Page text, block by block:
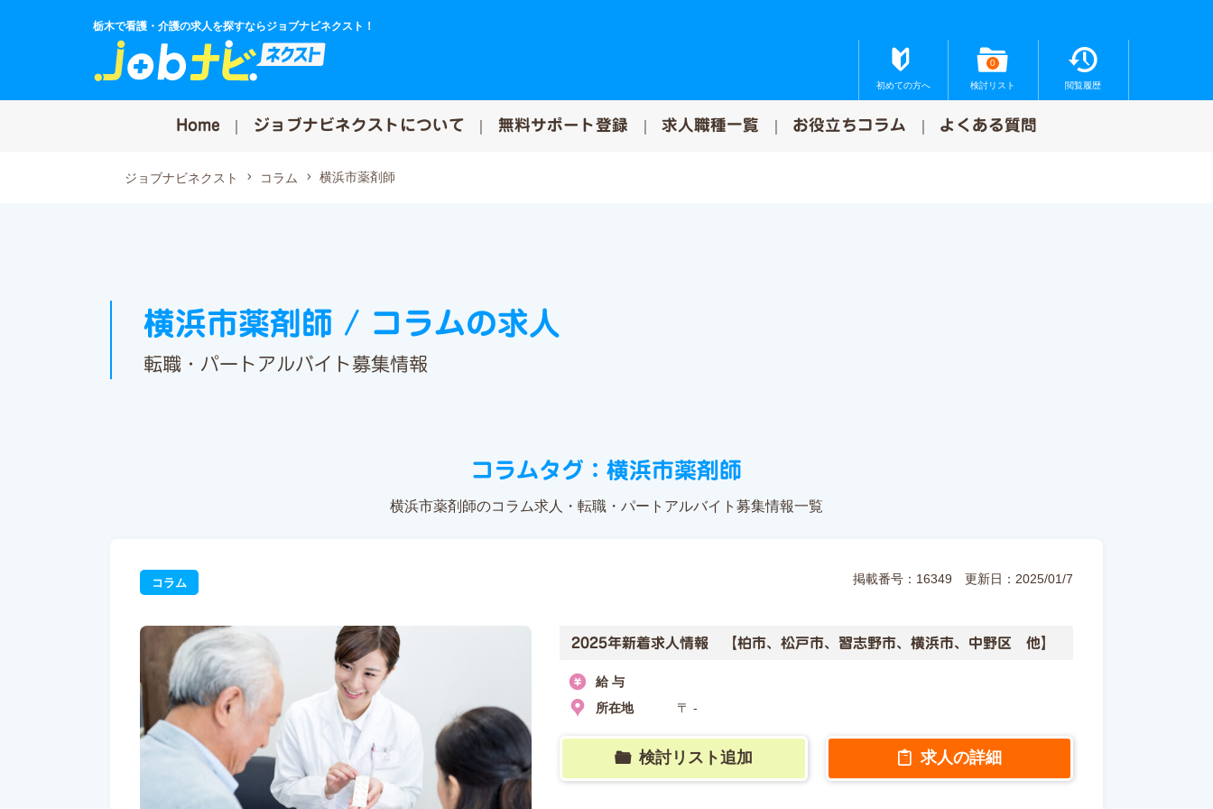
栃木で看護・介護の求人を探すならジョブナビネクスト！
初めての方へ
0
検討リスト 閲覧履歴
Home ジョブナビネクストについて 無料サポート登録 求人職種一覧 お役立ちコラム よくある質問
ジョブナビネクスト コラム 横浜市薬剤師
横浜市薬剤師 / コラムの求人
転職・パートアルバイト募集情報
コラムタグ：横浜市薬剤師
横浜市薬剤師のコラム求人・転職・パートアルバイト募集情報一覧
掲載番号：16349 更新日：2025/01/7
コラム
2025年新着求人情報 【柏市、松戸市、習志野市、横浜市、中野区 他】
給 与
所在地
〒 -
検討リスト追加 求人の詳細